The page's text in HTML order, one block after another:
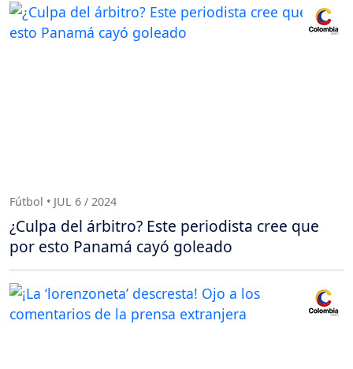
Fútbol • JUL 6 / 2024
¿Culpa del árbitro? Este periodista cree que
por esto Panamá cayó goleado